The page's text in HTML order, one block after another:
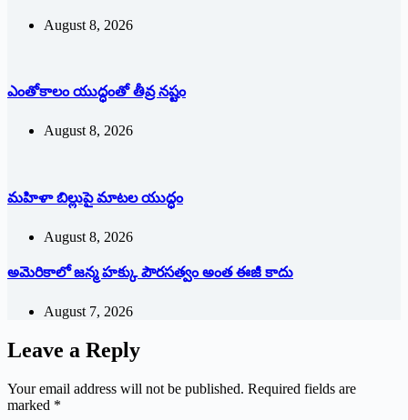
August 8, 2026
ఎంతోకాలం యుద్ధంతో తీవ్ర నష్టం
August 8, 2026
మహిళా బిల్లుపై మాటల యుద్ధం
August 8, 2026
అమెరికాలో జన్మ హక్కు పౌరసత్వం అంత ఈజీ కాదు
August 7, 2026
Leave a Reply
Your email address will not be published. Required fields are
marked *